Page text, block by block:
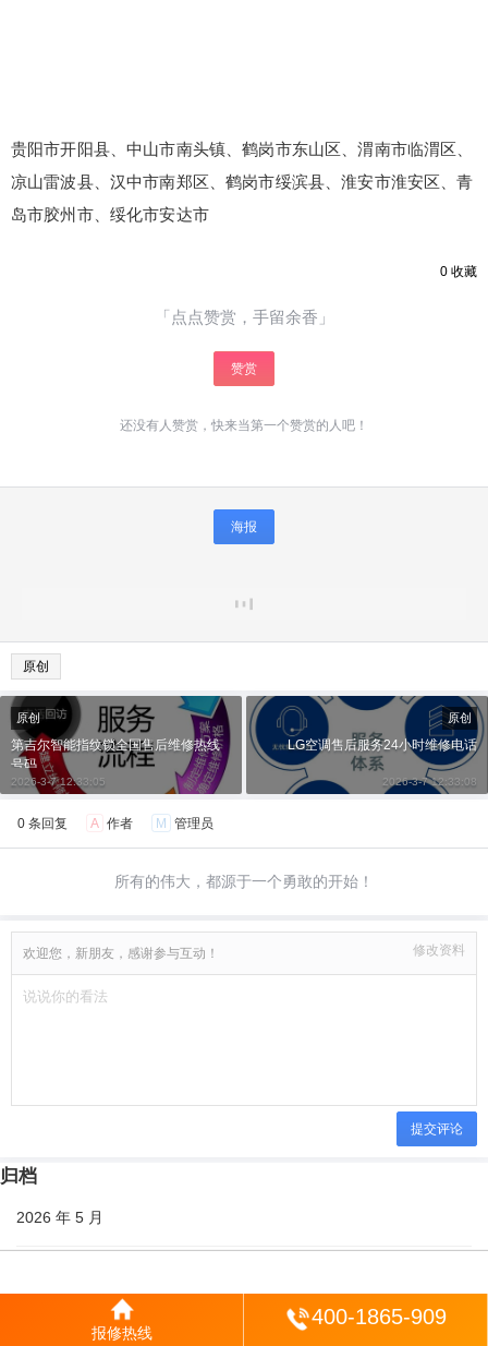
贵阳市开阳县、中山市南头镇、鹤岗市东山区、渭南市临渭区、
凉山雷波县、汉中市南郑区、鹤岗市绥滨县、淮安市淮安区、青
岛市胶州市、绥化市安达市
0 收藏
「点点赞赏，手留余香」
赞赏
还没有人赞赏，快来当第一个赞赏的人吧！
海报
原创
原创
第吉尔智能指纹锁全国售后维修热线
号码
2026-3-7 12:33:05
原创
LG空调售后服务24小时维修电话
2026-3-7 12:33:08
0 条回复 A 作者 M 管理员
所有的伟大，都源于一个勇敢的开始！
欢迎您，新朋友，感谢参与互动！ 修改资料
提交评论
归档
2026 年 5 月
2026 年 3 月报修热线
400-1865-909